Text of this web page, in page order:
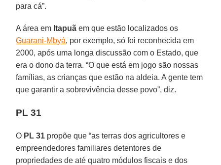
para cá”.
A área em Itapuã em que estão localizados os
Guarani-Mbyá, por exemplo, só foi reconhecida em
2000, após uma longa discussão com o Estado, que
era o dono da terra. “O que está em jogo são nossas
famílias, as crianças que estão na aldeia. A gente tem
que garantir a sobrevivência desse povo”, diz.
PL 31
O PL 31 propõe que “as terras dos agricultores e
empreendedores familiares detentores de
propriedades de até quatro módulos fiscais e dos